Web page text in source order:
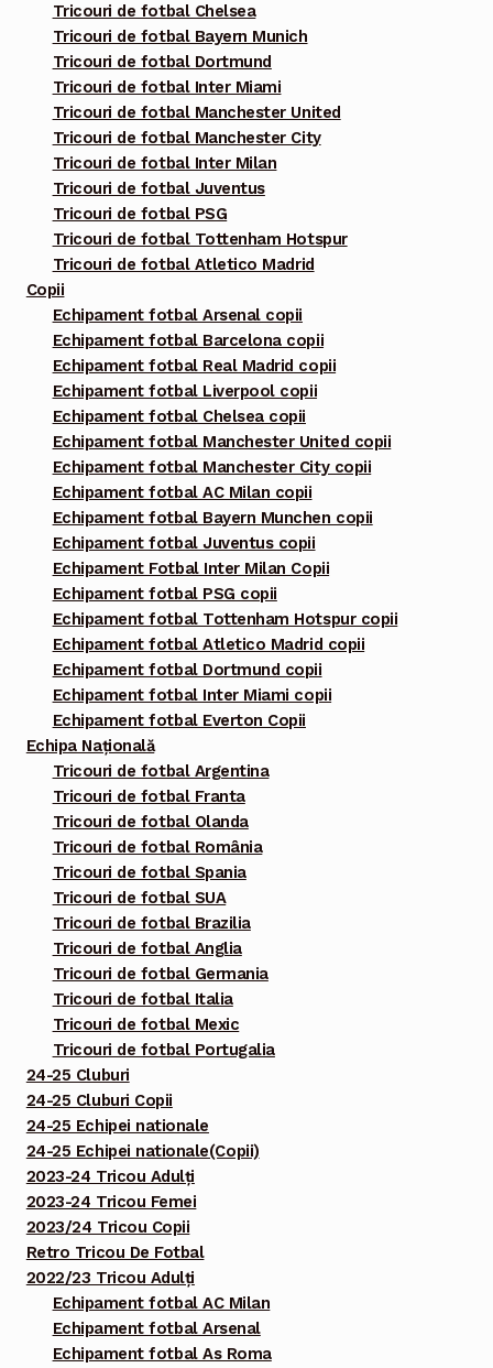
Tricouri de fotbal Chelsea
Tricouri de fotbal Bayern Munich
Tricouri de fotbal Dortmund
Tricouri de fotbal Inter Miami
Tricouri de fotbal Manchester United
Tricouri de fotbal Manchester City
Tricouri de fotbal Inter Milan
Tricouri de fotbal Juventus
Tricouri de fotbal PSG
Tricouri de fotbal Tottenham Hotspur
Tricouri de fotbal Atletico Madrid
Copii
Echipament fotbal Arsenal copii
Echipament fotbal Barcelona copii
Echipament fotbal Real Madrid copii
Echipament fotbal Liverpool copii
Echipament fotbal Chelsea copii
Echipament fotbal Manchester United copii
Echipament fotbal Manchester City copii
Echipament fotbal AC Milan copii
Echipament fotbal Bayern Munchen copii
Echipament fotbal Juventus copii
Echipament Fotbal Inter Milan Copii
Echipament fotbal PSG copii
Echipament fotbal Tottenham Hotspur copii
Echipament fotbal Atletico Madrid copii
Echipament fotbal Dortmund copii
Echipament fotbal Inter Miami copii
Echipament fotbal Everton Copii
Echipa Națională
Tricouri de fotbal Argentina
Tricouri de fotbal Franta
Tricouri de fotbal Olanda
Tricouri de fotbal România
Tricouri de fotbal Spania
Tricouri de fotbal SUA
Tricouri de fotbal Brazilia
Tricouri de fotbal Anglia
Tricouri de fotbal Germania
Tricouri de fotbal Italia
Tricouri de fotbal Mexic
Tricouri de fotbal Portugalia
24-25 Cluburi
24-25 Cluburi Copii
24-25 Echipei nationale
24-25 Echipei nationale(Copii)
2023-24 Tricou Adulți
2023-24 Tricou Femei
2023/24 Tricou Copii
Retro Tricou De Fotbal
2022/23 Tricou Adulți
Echipament fotbal AC Milan
Echipament fotbal Arsenal
Echipament fotbal As Roma